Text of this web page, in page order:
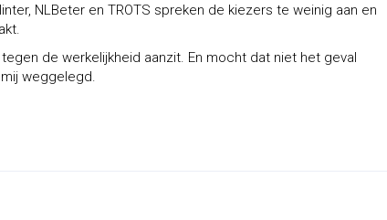
NLBeter en TROTS spreken de kiezers te weinig aan en
de werkelijkheid aanzit. En mocht dat niet het geval
weggelegd.